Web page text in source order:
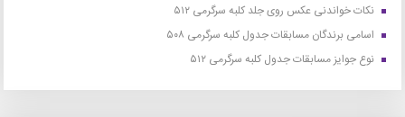
نکات خواندنی عکس روی جلد کلبه سرگرمی ۵۱۲
اسامی برندگان مسابقات جدول کلبه سرگرمی ۵۰۸
نوع جوایز مسابقات جدول کلبه سرگرمی ۵۱۲